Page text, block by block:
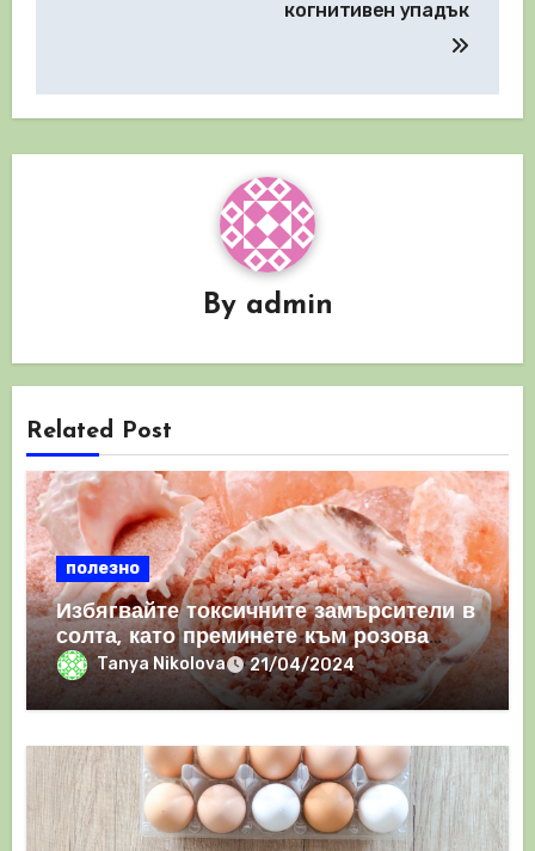
когнитивен упадък
By admin
Related Post
полезно
Избягвайте токсичните замърсители в
солта, като преминете към розова
хималайска сол
Tanya Nikolova 21/04/2024